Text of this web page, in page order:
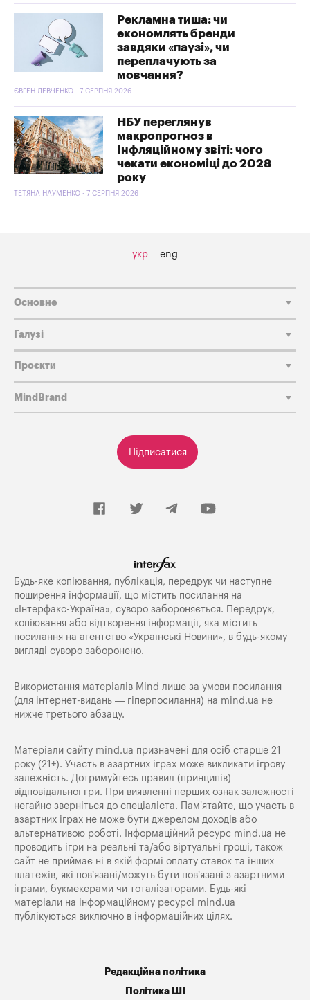
Рекламна тиша: чи
економлять бренди
завдяки «паузі», чи
переплачують за
мовчання?
ЄВГЕН ЛЕВЧЕНКО - 7 СЕРПНЯ 2026
НБУ переглянув
макропрогноз в
Інфляційному звіті: чого
чекати економіці до 2028
року
ТЕТЯНА НАУМЕНКО - 7 СЕРПНЯ 2026
укр eng
Підписатися
Основне
Галузі
Проєкти
MindBrand
Будь-яке копiювання, публiкацiя, передрук чи наступне
поширення iнформацiї, що мiстить посилання на
«Iнтерфакс-Україна», суворо забороняється. Передрук,
копіювання або відтворення інформації, яка містить
посилання на агентство «Українські Новини», в будь-якому
вигляді суворо заборонено.
Використання матеріалів Mind лише за умови посилання
(для інтернет-видань — гіперпосилання) на mind.ua не
нижче третього абзацу.
Матеріали сайту mind.ua призначені для осіб старше 21
року (21+). Участь в азартних іграх може викликати ігрову
залежність. Дотримуйтесь правил (принципів)
відповідальної гри. При виявленні перших ознак залежності
негайно зверніться до спеціаліста. Пам'ятайте, що участь в
азартних іграх не може бути джерелом доходів або
альтернативою роботі. Інформаційний ресурс mind.ua не
проводить ігри на реальні та/або віртуальні гроші, також
сайт не приймає ні в якій формі оплату ставок та інших
платежів, які пов’язані/можуть бути пов’язані з азартними
іграми, букмекерами чи тоталізаторами. Будь-які
матеріали на інформаційному ресурсі mind.ua
публікуються виключно в інформаційних цілях.
Редакційна політика
Політика ШІ